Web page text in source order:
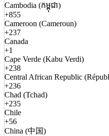
Cambodia (កម្ពុជា)
+855
Cameroon (Cameroun)
+237
Canada
+1
Cape Verde (Kabu Verdi)
+238
Central African Republic
+236
Chad (Tchad)
+235
Chile
+56
China (中国)